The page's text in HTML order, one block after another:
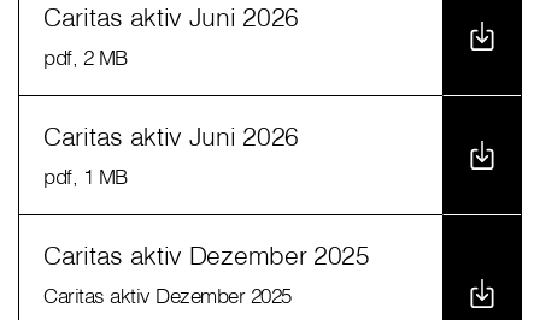
Caritas aktiv Juni 2026
pdf, 2 MB
Caritas aktiv Juni 2026
pdf, 1 MB
Caritas aktiv Dezember 2025
Caritas aktiv Dezember 2025